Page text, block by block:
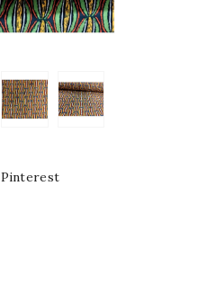
Pinterest